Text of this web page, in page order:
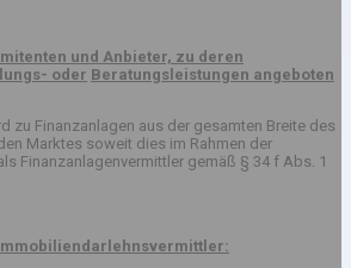
und Anbieter, zu deren
oder Beratungsleistungen angeboten
zu Finanzanlagen aus der gesamten Breite des
Marktes soweit dies im Rahmen der
Finanzanlagenvermittler gemäß § 34 f Abs. 1